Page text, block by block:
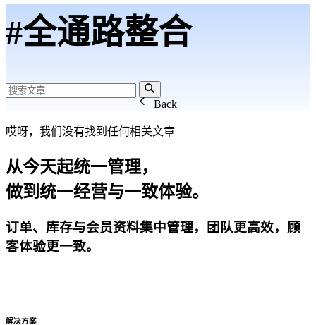
#全通路整合
Back
哎呀，我们没有找到任何相关文章
从今天起统一管理，
做到统一经营与一致体验。
订单、库存与会员资料集中管理，团队更高效，顾
客体验更一致。
解决方案